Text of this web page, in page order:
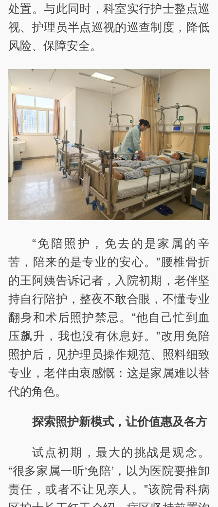
处置。与此同时，科室实行护士整点巡
视、护理员半点巡视的巡查制度，降低
风险、保障安全。
“免陪照护，免去的是家属的辛
苦，陪来的是专业的安心。”腰椎骨折
的王阿姨告诉记者，入院初期，老伴坚
持自行陪护，整夜不敢合眼，不懂专业
翻身和术后照护禁忌。“他自己忙到血
压飙升，我也没有休息好。”改用免陪
照护后，见护理员操作规范、照料细致
专业，老伴由衷感慨：这是家属难以替
代的角色。
探索照护新模式，让价值惠及各方
试点初期，最大的挑战是观念。
“很多家属一听‘免陪’，以为医院要推卸
责任，或者不让见亲人。”该院骨科病